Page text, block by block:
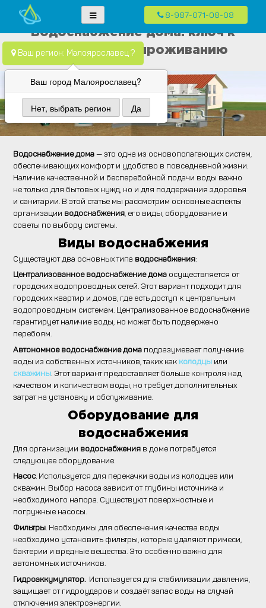
to
content
канализация.
систем водоснабжения, канализации и отопления в частных домах в
Москве и Московской области
Ваш регион: Малоярославец ?
Ваш город Малоярославец?
Нет, выбрать регион Да
8-987-071-08-08
Водоснабжение дома: ключ к
комфортному проживанию
Водоснабжение дома— это одна из основополагающих систем,
обеспечивающих комфорт и удобство в повседневной жизни.
Наличие качественной и бесперебойной подачи воды важно
не только для бытовых нужд, но и для поддержания здоровья
и санитарии. В этой статье мы рассмотрим основные аспекты
организации водоснабжения , его виды, оборудование и
советы по выбору системы.
Виды водоснабжения
Существуют два основных типа водоснабжения:
Централизованное водоснабжение дома осуществляется от
городских водопроводных сетей. Этот вариант подходит для
городских квартир и домов, где есть доступ к центральным
водопроводным системам. Централизованное водоснабжение
гарантирует наличие воды, но может быть подвержено
перебоям.
Автономное водоснабжение дома подразумевает получение
воды из собственных источников, таких как колодцы или
скважины . Этот вариант предоставляет больше контроля над
качеством и количеством воды, но требует дополнительных
затрат на установку и обслуживание.
Оборудование для
водоснабжения
Для организации водоснабжения в доме потребуется
следующее оборудование:
Насос. Используется для перекачки воды из колодцев или
скважин. Выбор насоса зависит от глубины источника и
необходимого напора. Существуют поверхностные и
погружные насосы.
Фильтры . Необходимы для обеспечения качества воды
необходимо установить фильтры, которые удаляют примеси,
бактерии и вредные вещества. Это особенно важно для
автономных источников.
Гидроаккумулятор. Используется для стабилизации давления,
защищает от гидроударов и создаёт запас воды на случай
отключения электроэнергии.